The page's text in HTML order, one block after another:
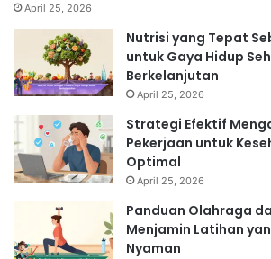
April 25, 2026
Nutrisi yang Tepat
untuk Gaya Hidup
Berkelanjutan
April 25, 2026
Strategi Efektif
Pekerjaan untuk
Optimal
April 25, 2026
Panduan Olahraga
Menjamin Latihan
Nyaman